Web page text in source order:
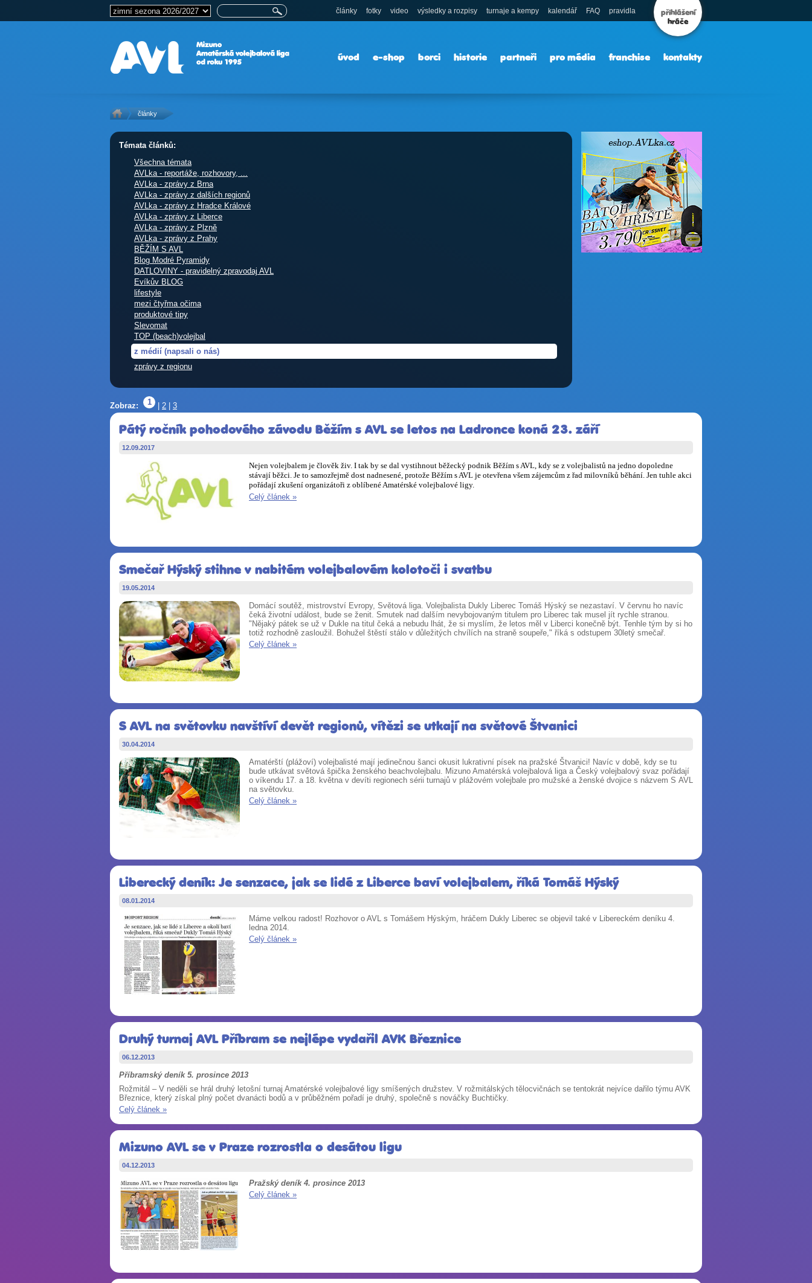
přihlášení
hráče
pravidla
FAQ
kalendář
turnaje a kempy
výsledky a rozpisy
video
fotky
články
kontakty
franchise
pro média
partneři
historie
borci
e-shop
úvod
články
Témata článků:
Všechna témata
AVLka - reportáže, rozhovory, ...
AVLka - zprávy z Brna
AVLka - zprávy z dalších regionů
AVLka - zprávy z Hradce Králové
AVLka - zprávy z Liberce
AVLka - zprávy z Plzně
AVLka - zprávy z Prahy
BĚŽÍM S AVL
Blog Modré Pyramidy
DATLOVINY - pravidelný zpravodaj AVL
Evíkův BLOG
lifestyle
mezi čtyřma očima
produktové tipy
Slevomat
TOP (beach)volejbal
z médií (napsali o nás)
zprávy z regionu
Zobraz: 1 2 3
Pátý ročník pohodového závodu Běžím s AVL se letos na Ladronce koná 23. září
12.09.2017
Nejen volejbalem je člověk živ. I tak by se dal vystihnout běžecký podnik Běžím s AVL, kdy se z volejbalistů na jedno dopoledne
stávají běžci. Je to samozřejmě dost nadnesené, protože Běžím s AVL je otevřena všem zájemcům z řad milovníků běhání. Jen tuhle akci
pořádají zkušení organizátoři z oblíbené Amatérské volejbalové ligy.
Celý článek »
Smečař Hýský stihne v nabitém volejbalovém kolotoči i svatbu
19.05.2014
Domácí soutěž, mistrovství Evropy, Světová liga. Volejbalista Dukly Liberec Tomáš Hýský se nezastaví. V červnu ho navíc
čeká životní událost, bude se ženit. Smutek nad dalším nevybojovaným titulem pro Liberec tak musel jít rychle stranou.
"Nějaký pátek se už v Dukle na titul čeká a nebudu lhát, že si myslím, že letos měl v Liberci konečně být. Tenhle tým by si ho
totiž rozhodně zasloužil. Bohužel štěstí stálo v důležitých chvílích na straně soupeře," říká s odstupem 30letý smečař.
Celý článek »
S AVL na světovku navštíví devět regionů, vítězi se utkají na světové Štvanici
30.04.2014
Amatérští (plážoví) volejbalisté mají jedinečnou šanci okusit lukrativní písek na pražské Štvanici! Navíc v době, kdy se tu
bude utkávat světová špička ženského beachvolejbalu. Mizuno Amatérská volejbalová liga a Český volejbalový svaz pořádají
o víkendu 17. a 18. května v devíti regionech sérii turnajů v plážovém volejbale pro mužské a ženské dvojice s názvem S AVL
na světovku.
Celý článek »
Liberecký deník: Je senzace, jak se lidé z Liberce baví volejbalem, říká Tomáš Hýský
08.01.2014
Máme velkou radost! Rozhovor o AVL s Tomášem Hýským, hráčem Dukly Liberec se objevil také v Libereckém deníku 4.
ledna 2014.
Celý článek »
Druhý turnaj AVL Příbram se nejlépe vydařil AVK Březnice
06.12.2013
Příbramský deník 5. prosince 2013
Rožmitál – V neděli se hrál druhý letošní turnaj Amatérské volejbalové ligy smíšených družstev. V rožmitálských tělocvičnách se tentokrát nejvíce dařilo týmu AVK
Březnice, který získal plný počet dvanácti bodů a v průběžném pořadí je druhý, společně s nováčky Buchtičky.
Celý článek »
Mizuno AVL se v Praze rozrostla o desátou ligu
04.12.2013
Pražský deník 4. prosince 2013
Celý článek »